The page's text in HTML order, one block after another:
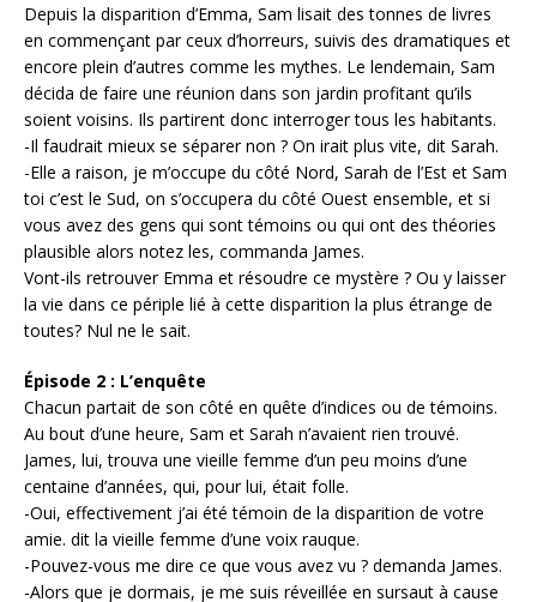
Depuis la disparition d’Emma, Sam lisait des tonnes de livres
en commençant par ceux d’horreurs, suivis des dramatiques et
encore plein d’autres comme les mythes. Le lendemain, Sam
décida de faire une réunion dans son jardin profitant qu’ils
soient voisins. Ils partirent donc interroger tous les habitants.
-Il faudrait mieux se séparer non ? On irait plus vite, dit Sarah.
-Elle a raison, je m’occupe du côté Nord, Sarah de l’Est et Sam
toi c’est le Sud, on s’occupera du côté Ouest ensemble, et si
vous avez des gens qui sont témoins ou qui ont des théories
plausible alors notez les, commanda James.
Vont-ils retrouver Emma et résoudre ce mystère ? Ou y laisser
la vie dans ce périple lié à cette disparition la plus étrange de
toutes? Nul ne le sait.
Épisode 2 : L’enquête
Chacun partait de son côté en quête d’indices ou de témoins.
Au bout d’une heure, Sam et Sarah n’avaient rien trouvé.
James, lui, trouva une vieille femme d’un peu moins d’une
centaine d’années, qui, pour lui, était folle.
-Oui, effectivement j’ai été témoin de la disparition de votre
amie. dit la vieille femme d’une voix rauque.
-Pouvez-vous me dire ce que vous avez vu ? demanda James.
-Alors que je dormais, je me suis réveillée en sursaut à cause